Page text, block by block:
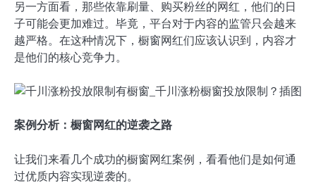
另一方面看，那些依靠刷量、购买粉丝的网红，他们的日
子可能会更加难过。毕竟，平台对于内容的监管只会越来
越严格。在这种情况下，橱窗网红们应该认识到，内容才
是他们的核心竞争力。
案例分析：橱窗网红的逆袭之路
让我们来看几个成功的橱窗网红案例，看看他们是如何通
过优质内容实现逆袭的。